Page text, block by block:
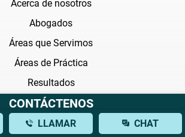
Acerca de nosotros
Abogados
Áreas que Servimos
Áreas de Práctica
Resultados
Testimonios
Preguntas Frecuentes
CONTÁCTENOS
LLAMAR CHAT